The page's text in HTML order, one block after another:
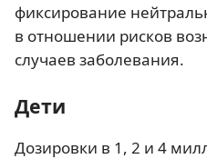
фиксирование
в отношении рисков
случаев заболевания.
Дети
Дозировки в 1, 2 и 4